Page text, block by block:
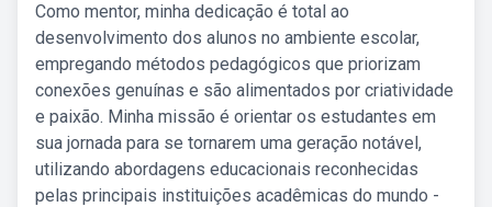
Como mentor, minha dedicação é total ao
desenvolvimento dos alunos no ambiente escolar,
empregando métodos pedagógicos que priorizam
conexões genuínas e são alimentados por criatividade
e paixão. Minha missão é orientar os estudantes em
sua jornada para se tornarem uma geração notável,
utilizando abordagens educacionais reconhecidas
pelas principais instituições acadêmicas do mundo -